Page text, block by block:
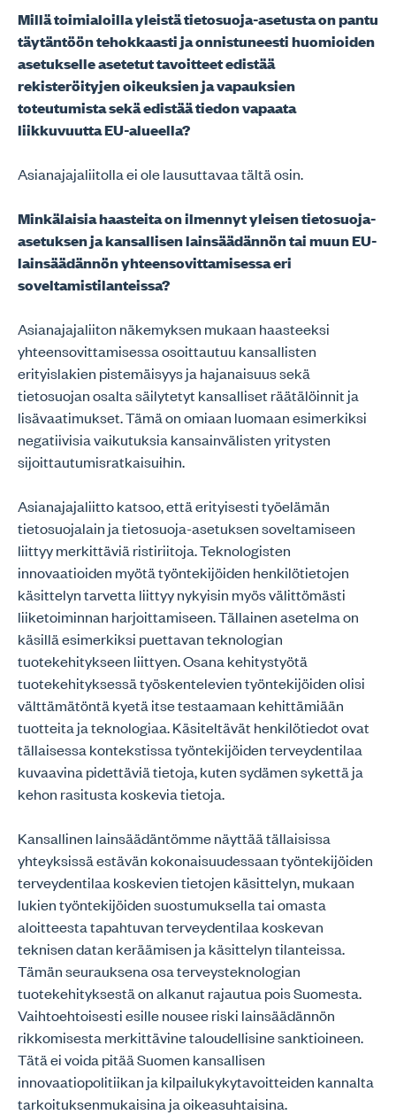
Millä toimialoilla yleistä tietosuoja-asetusta on pantu
täytäntöön tehokkaasti ja onnistuneesti huomioiden
asetukselle asetetut tavoitteet edistää
rekisteröityjen oikeuksien ja vapauksien
toteutumista sekä edistää tiedon vapaata
liikkuvuutta EU-alueella?
Asianajajaliitolla ei ole lausuttavaa tältä osin.
Minkälaisia haasteita on ilmennyt yleisen tietosuoja-
asetuksen ja kansallisen lainsäädännön tai muun EU-
lainsäädännön yhteensovittamisessa eri
soveltamistilanteissa?
Asianajajaliiton näkemyksen mukaan haasteeksi
yhteensovittamisessa osoittautuu kansallisten
erityislakien pistemäisyys ja hajanaisuus sekä
tietosuojan osalta säilytetyt kansalliset räätälöinnit ja
lisävaatimukset. Tämä on omiaan luomaan esimerkiksi
negatiivisia vaikutuksia kansainvälisten yritysten
sijoittautumisratkaisuihin.
Asianajajaliitto katsoo, että erityisesti työelämän
tietosuojalain ja tietosuoja-asetuksen soveltamiseen
liittyy merkittäviä ristiriitoja. Teknologisten
innovaatioiden myötä työntekijöiden henkilötietojen
käsittelyn tarvetta liittyy nykyisin myös välittömästi
liiketoiminnan harjoittamiseen. Tällainen asetelma on
käsillä esimerkiksi puettavan teknologian
tuotekehitykseen liittyen. Osana kehitystyötä
tuotekehityksessä työskentelevien työntekijöiden olisi
välttämätöntä kyetä itse testaamaan kehittämiään
tuotteita ja teknologiaa. Käsiteltävät henkilötiedot ovat
tällaisessa kontekstissa työntekijöiden terveydentilaa
kuvaavina pidettäviä tietoja, kuten sydämen sykettä ja
kehon rasitusta koskevia tietoja.
Kansallinen lainsäädäntömme näyttää tällaisissa
yhteyksissä estävän kokonaisuudessaan työntekijöiden
terveydentilaa koskevien tietojen käsittelyn, mukaan
lukien työntekijöiden suostumuksella tai omasta
aloitteesta tapahtuvan terveydentilaa koskevan
teknisen datan keräämisen ja käsittelyn tilanteissa.
Tämän seurauksena osa terveysteknologian
tuotekehityksestä on alkanut rajautua pois Suomesta.
Vaihtoehtoisesti esille nousee riski lainsäädännön
rikkomisesta merkittävine taloudellisine sanktioineen.
Tätä ei voida pitää Suomen kansallisen
innovaatiopolitiikan ja kilpailukykytavoitteiden kannalta
tarkoituksenmukaisina ja oikeasuhtaisina.